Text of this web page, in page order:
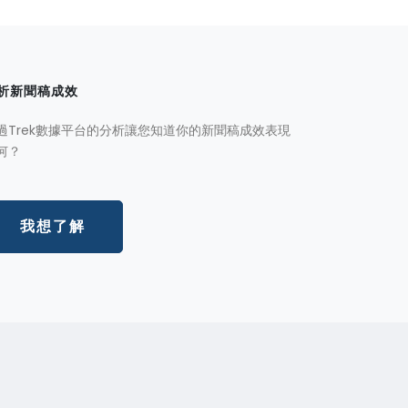
新聞稿成效
Trek數據平台的分析讓您知道你的新聞稿成效表現
？
我想了解